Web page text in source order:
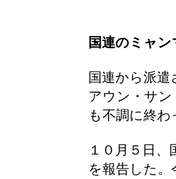
国連のミャ
国連から派
アウン・サ
も不調に終わ
１０月５日
を報告した